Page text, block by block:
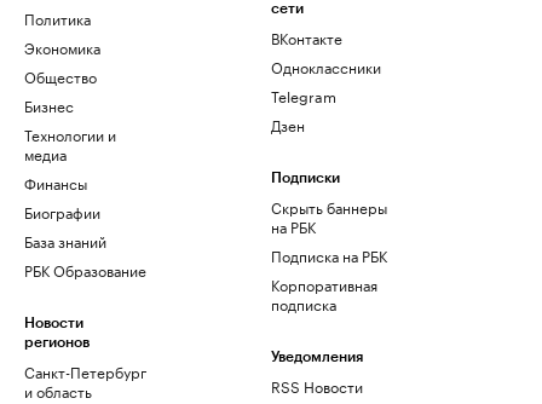
Политика
Экономика
Общество
Бизнес
Технологии и
медиа
Финансы
Биографии
База знаний
РБК Образование
Новости
регионов
Санкт-Петербург
и область
сети
ВКонтакте
Одноклассники
Telegram
Дзен
Подписки
Скрыть баннеры
на РБК
Подписка на РБК
Корпоративная
подписка
Уведомления
RSS Новости